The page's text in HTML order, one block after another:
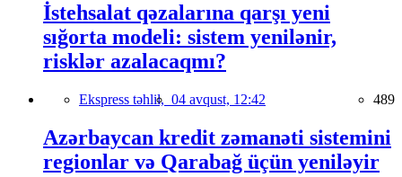
İstehsalat qəzalarına qarşı yeni
sığorta modeli: sistem yenilənir,
risklər azalacaqmı?
Ekspress təhlil, 04 avqust, 12:42 489
Azərbaycan kredit zəmanəti sistemini
regionlar və Qarabağ üçün yeniləyir